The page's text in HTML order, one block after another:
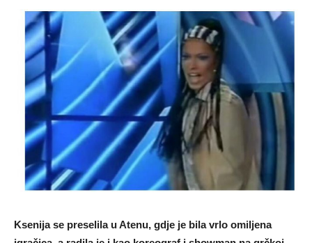
Ksenija se preselila u Atenu, gdje je bila vrlo omiljena